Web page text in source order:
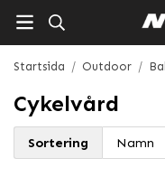
Startsida / Outdoor /
Cykelvård
Sortering